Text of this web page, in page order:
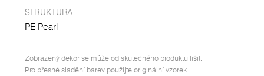
STRUKTURA
PE Pearl
Zobrazený dekor se může od skutečného produktu lišit.
Pro přesné sladění barev použijte originální vzorek.